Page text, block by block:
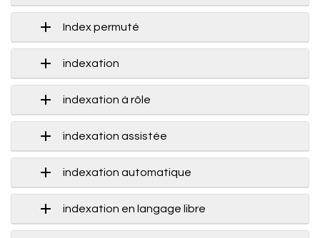
Index permuté
indexation
indexation à rôle
indexation assistée
indexation automatique
indexation en langage libre